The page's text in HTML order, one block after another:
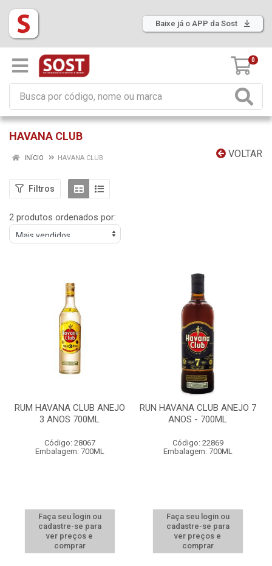
Baixe já o APP da Sost
0
HAVANA CLUB
VOLTAR
INÍCIO HAVANA CLUB
Filtros
2 produtos ordenados por:
RUM HAVANA CLUB ANEJO
3 ANOS 700ML
Código: 28067
Embalagem: 700ML
Faça seu login ou
cadastre-se para
ver preços e
comprar
RUN HAVANA CLUB ANEJO 7
ANOS - 700ML
Código: 22869
Embalagem: 700ML
Faça seu login ou
cadastre-se para
ver preços e
comprar